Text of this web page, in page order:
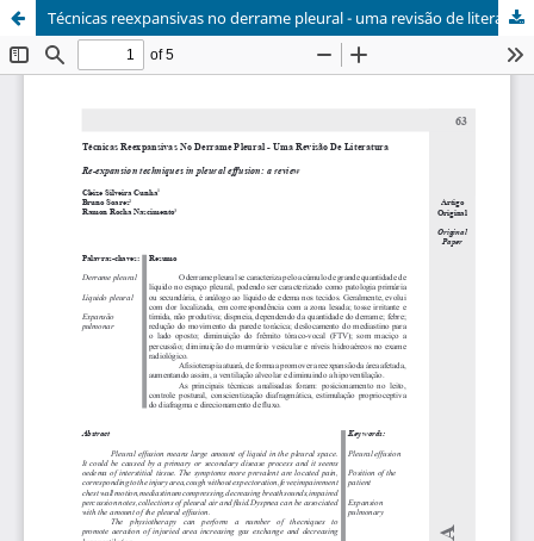
Técnicas reexpansivas no derrame pleural - uma revisão de literatura